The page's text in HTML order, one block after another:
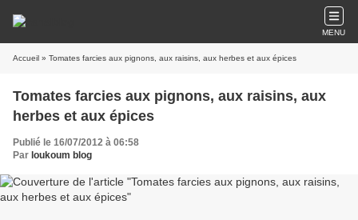
MENU
Accueil » Tomates farcies aux pignons, aux raisins, aux herbes et aux épices
Tomates farcies aux pignons, aux raisins, aux
herbes et aux épices
Publié le 16/07/2012 à 06:58
Par loukoum blog